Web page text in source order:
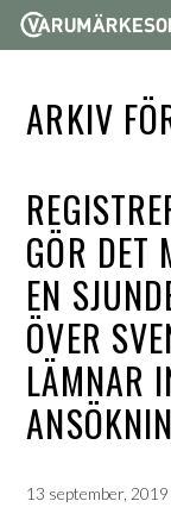
ARKIV
GÖR DET
EN
ÖVER
LÄMNAR
13 september, 2019